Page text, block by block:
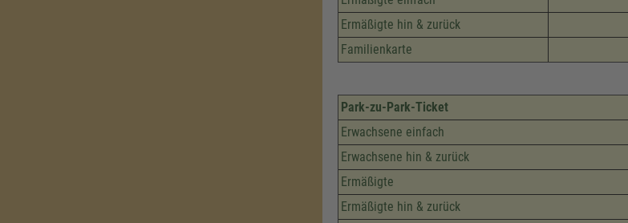
Ermäßigte hin & zurück
Familienkarte
Park-zu-Park-Ticket
Erwachsene einfach
Erwachsene hin & zurück
Ermäßigte
Ermäßigte hin & zurück